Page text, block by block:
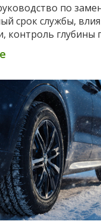
по
срок службы,
контроль глубины
для безопасной езды.